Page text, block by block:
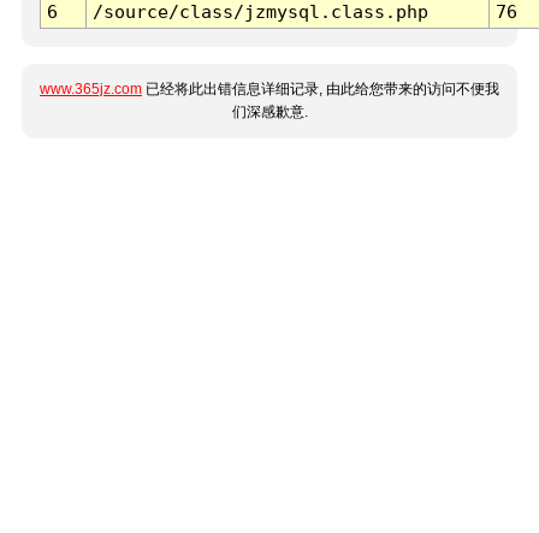
6 /source/class/jzmysql.class.php 76
www.365jz.com 已经将此出错信息详细记录, 由此给您带来的访问不便我
们深感歉意.